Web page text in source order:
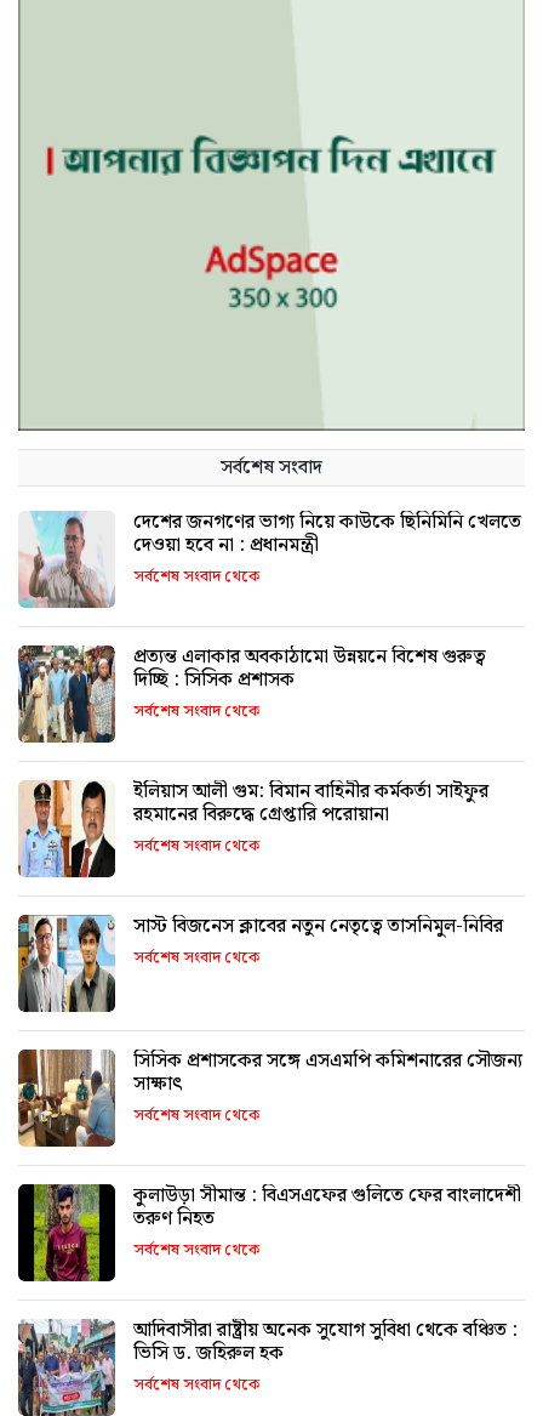
সর্বশেষ সংবাদ
দেশের জনগণের ভাগ্য নিয়ে কাউকে ছিনিমিনি খেলতে
দেওয়া হবে না : প্রধানমন্ত্রী
সর্বশেষ সংবাদ থেকে
প্রত্যন্ত এলাকার অবকাঠামো উন্নয়নে বিশেষ গুরুত্ব
দিচ্ছি : সিসিক প্রশাসক
সর্বশেষ সংবাদ থেকে
ইলিয়াস আলী গুম: বিমান বাহিনীর কর্মকর্তা সাইফুর
রহমানের বিরুদ্ধে গ্রেপ্তারি পরোয়ানা
সর্বশেষ সংবাদ থেকে
সাস্ট বিজনেস ক্লাবের নতুন নেতৃত্বে তাসনিমুল-নিবির
সর্বশেষ সংবাদ থেকে
সিসিক প্রশাসকের সঙ্গে এসএমপি কমিশনারের সৌজন্য
সাক্ষাৎ
সর্বশেষ সংবাদ থেকে
কুলাউড়া সীমান্ত : বিএসএফের গুলিতে ফের বাংলাদেশী
তরুণ নিহত
সর্বশেষ সংবাদ থেকে
আদিবাসীরা রাষ্ট্রীয় অনেক সুযোগ সুবিধা থেকে বঞ্চিত :
ভিসি ড. জহিরুল হক
সর্বশেষ সংবাদ থেকে